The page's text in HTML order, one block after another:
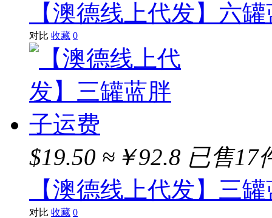
【澳德线上代发】六
对比 收藏 0
$19.50 ≈￥92.8 已售17
【澳德线上代发】三
对比 收藏 0